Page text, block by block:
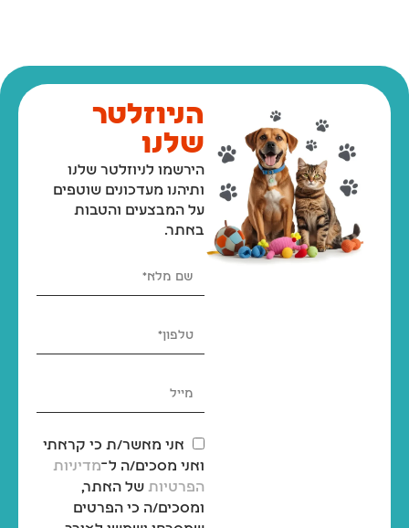
הניוזלטר
שלנו
הירשמו לניוזלטר שלנו
ותיהנו מעדכונים שוטפים
על המבצעים והטבות
באתר.
אני מאשר/ת כי קראתי
ואני מסכים/ה ל־מדיניות
הפרטיות של האתר,
ומסכים/ה כי הפרטים